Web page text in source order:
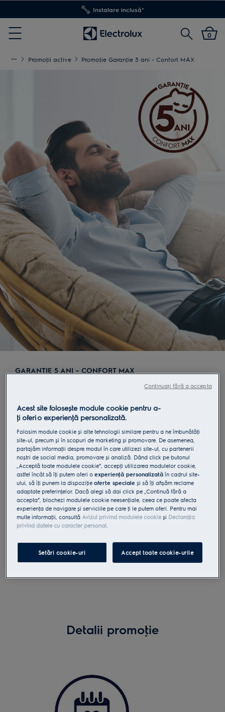
Instalare inclusă*
Menu
Cautare0
Promoţii active Promoţie Garanţie 5 ani - Confort MAX
GARANŢIE 5 ANI - CONFORT MAX
Garanţie 5 ani - Confort
MAX
aflat în promoţie, urmează instrucţiunile de mai jos
şi înregistrează produsul în 60 de zile calendaristice
de la data achiziţiei pentru a beneficia de5 ani
garanţie*!
*cei 5 ani de garanţie cuprind garanţia legală de
conformitate de 2 ani și perioada de garanţie
comercială de 3 ani.
Află mai mult
Această promoţie s-a prelungit în
perioada 01.02.2022 - 31.12.2022.
perioada 01.01.2022 - 31.01.2022, îl poţi înregistra în
formularul de mai jos pentru a beneficia de certificatul
Detalii promoţie
Acest site folosește module cookie pentru a-
ţi oferi o experienţă personalizată.
Folosim module cookie și alte tehnologii similare pentru a ne îmbunătăţi
site-ul, precum și în scopuri de marketing și promovare. De asemenea,
partajăm informaţii despre modul în care utilizezi site-ul, cu partenerii
noștri de social media, promovare și analiză. Dând click pe butonul
„Acceptă toate modulele cookie”, accepţi utilizarea modulelor cookie,
astfel încât să îţi putem oferi oexperienţă personalizată în cadrul site-
ului, să îţi punem la dispoziţieoferte speciale și să îţi afișăm reclame
adaptate preferinţelor. Dacă alegi să dai click pe „Continuă fără a
accepta”, blochezi modulele cookie neesenţiale, ceea ce poate afecta
experienţa de navigare și serviciile pe care ţi le putem oferi. Pentru mai
multe informaţii, consultă Avizul privind modulele cookieși Declaraţia
privind datele cu caracter personal.
Setări cookie-uri Accept toate cookie-urile
Continuați fără a accepta